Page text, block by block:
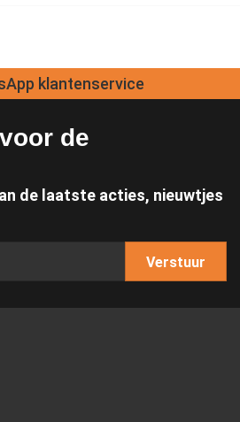
klantenservice
de
de laatste acties, nieuwtjes
Verstuur